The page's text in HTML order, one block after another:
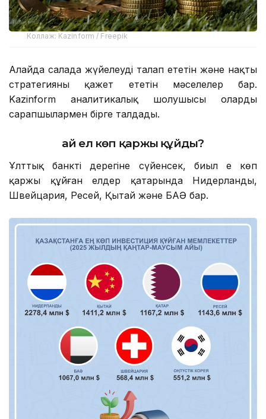
Коллаж: Kazinform / Freepik
Алайда салада жүйелеуді талап ететін және нақты
стратегияны қажет ететін мәселелер бар.
Kazinform аналитикалық шолушысы оларды
сарапшылармен бірге талдады.
Қай ел көп қаржы құйды?
Ұлттық банктің дерегіне сүйенсек, биыл ең көп
қаржы құйған елдер қатарында Нидерланды,
Швейцария, Ресей, Қытай және БАӘ бар.